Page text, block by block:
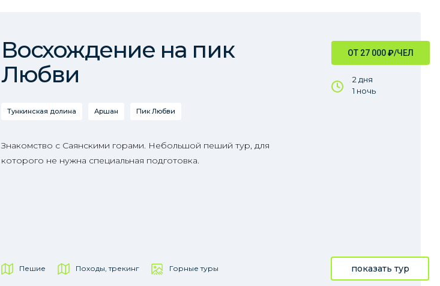
ОТ 27 000₽/ЧЕЛ
2 дня
1 ночь
Восхождение на пик
Любви
Тункинская долина Аршан Пик Любви
Знакомство с Саянскими горами. Небольшой пеший тур, для
которого не нужна специальная подготовка.
Пешие Походы, трекинг Горные туры показать тур